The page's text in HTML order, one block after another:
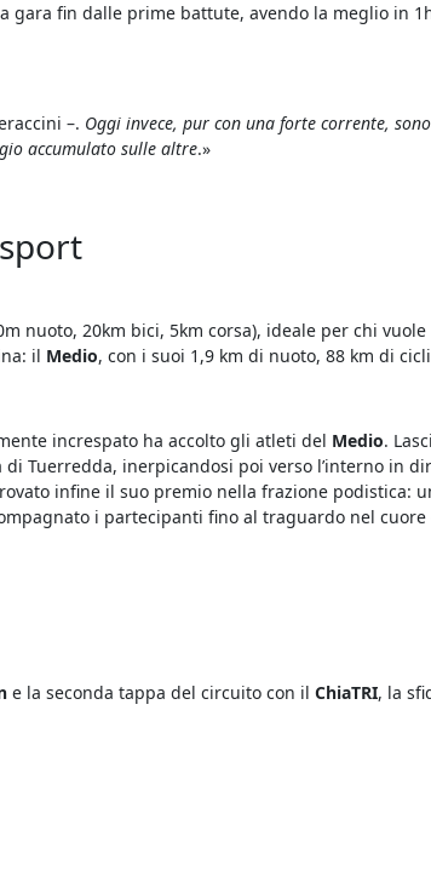
gara fin dalle prime battute, avendo la meglio in
–. Oggi invece, pur con una forte corrente,
accumulato sulle altre.»
nuoto, 20km bici, 5km corsa), ideale per chi
il Medio, con i suoi 1,9 km di nuoto, 88 km di
increspato ha accolto gli atleti del Medio.
Tuerredda, inerpicandosi poi verso l’interno in
infine il suo premio nella frazione podistica:
i partecipanti fino al traguardo nel cuore
e la seconda tappa del circuito con il ChiaTRI, la